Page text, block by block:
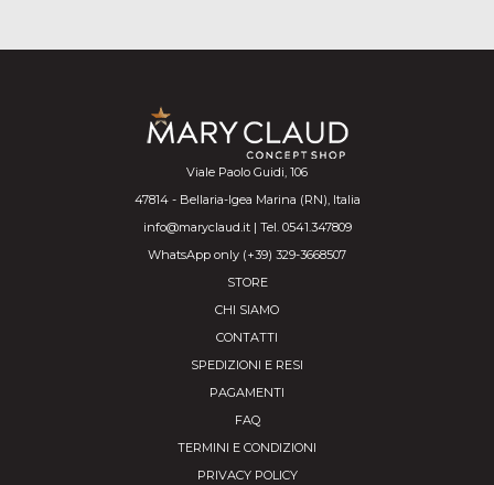
Viale Paolo Guidi, 106
47814 - Bellaria-Igea Marina (RN), Italia
info@maryclaud.it | Tel. 0541.347809
WhatsApp only (+39) 329-3668507
STORE
CHI SIAMO
CONTATTI
SPEDIZIONI E RESI
PAGAMENTI
FAQ
TERMINI E CONDIZIONI
PRIVACY POLICY